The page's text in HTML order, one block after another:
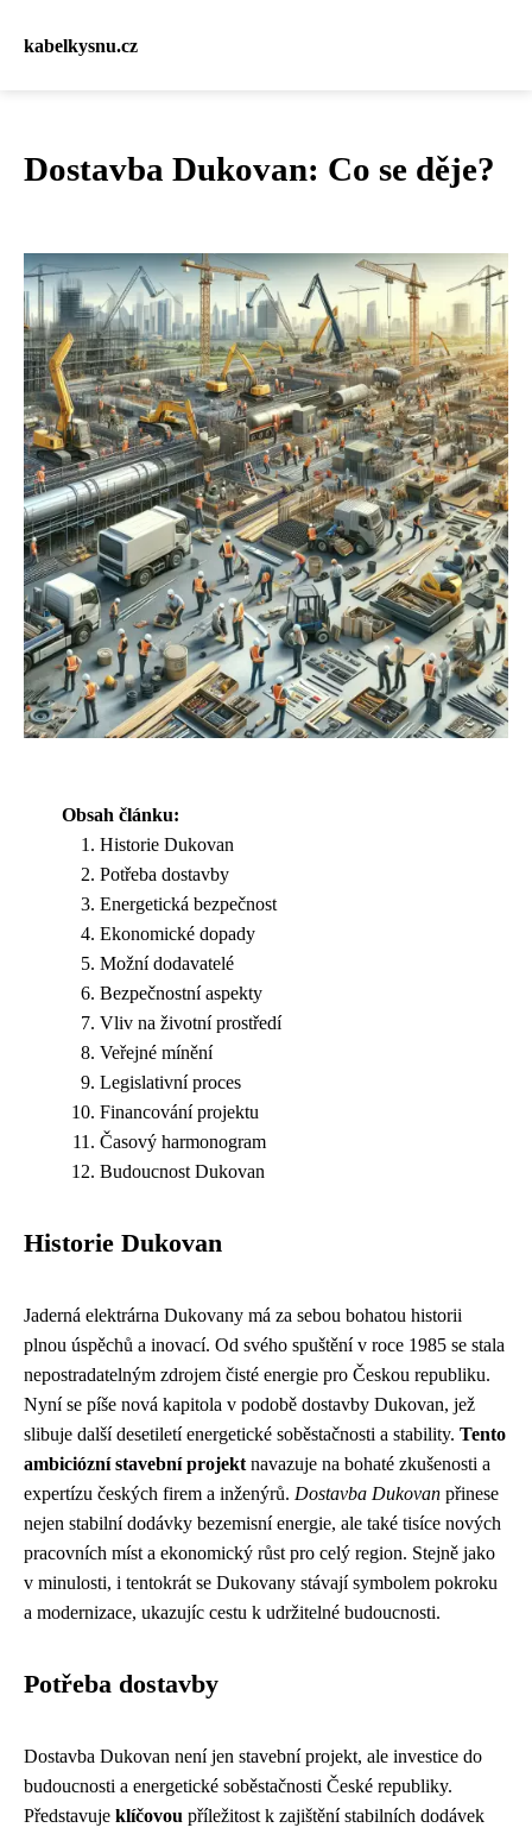
kabelkysnu.cz
Dostavba Dukovan: Co se děje?
Obsah článku:
Historie Dukovan
Potřeba dostavby
Energetická bezpečnost
Ekonomické dopady
Možní dodavatelé
Bezpečnostní aspekty
Vliv na životní prostředí
Veřejné mínění
Legislativní proces
Financování projektu
Časový harmonogram
Budoucnost Dukovan
Historie Dukovan
Jaderná elektrárna Dukovany má za sebou bohatou historii
plnou úspěchů a inovací. Od svého spuštění v roce 1985 se stala
nepostradatelným zdrojem čisté energie pro Českou republiku.
Nyní se píše nová kapitola v podobě dostavby Dukovan, jež
slibuje další desetiletí energetické soběstačnosti a stability. Tento
ambiciózní stavební projekt navazuje na bohaté zkušenosti a
expertízu českých firem a inženýrů. Dostavba Dukovan přinese
nejen stabilní dodávky bezemisní energie, ale také tisíce nových
pracovních míst a ekonomický růst pro celý region. Stejně jako
v minulosti, i tentokrát se Dukovany stávají symbolem pokroku
a modernizace, ukazujíc cestu k udržitelné budoucnosti.
Potřeba dostavby
Dostavba Dukovan není jen stavební projekt, ale investice do
budoucnosti a energetické soběstačnosti České republiky.
Představuje klíčovou příležitost k zajištění stabilních dodávek